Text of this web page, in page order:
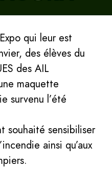
qui leur est
des élèves du
des AIL
maquette
survenu l’été
souhaité sensibiliser
ainsi qu’aux